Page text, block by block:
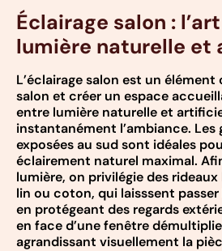
Éclairage salon :
lumière naturelle et
L’éclairage salon est un
salon et créer un espace
entre lumière naturelle et
instantanément l’ambiance. Les
exposées au sud sont idéales
éclairement naturel maximal.
lumière, on privilégie des
lin ou coton, qui laisssent
en protégeant des regards
en face d’une fenêtre
agrandissant visuellement la